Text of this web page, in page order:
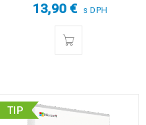
13,90€ s DPH
TIP